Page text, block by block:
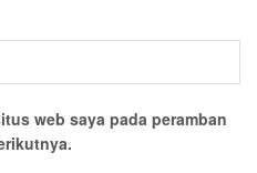
web saya pada peramban